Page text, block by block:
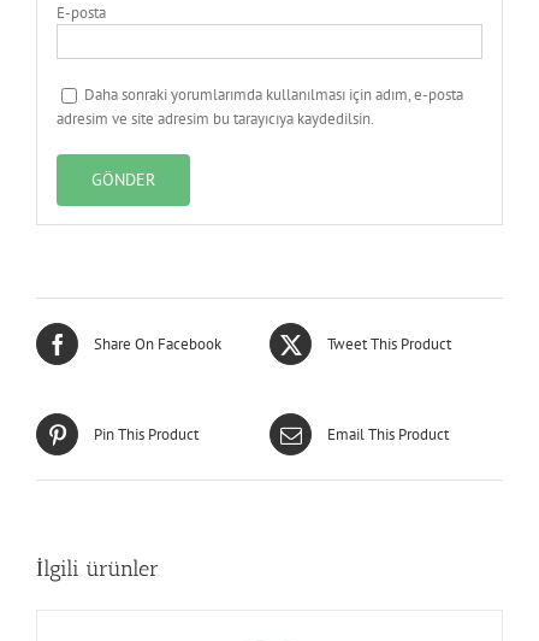
E-posta
Daha sonraki yorumlarımda kullanılması için adım, e-posta
adresim ve site adresim bu tarayıcıya kaydedilsin.
Share On Facebook Tweet This Product
Pin This Product Email This Product
İlgili ürünler